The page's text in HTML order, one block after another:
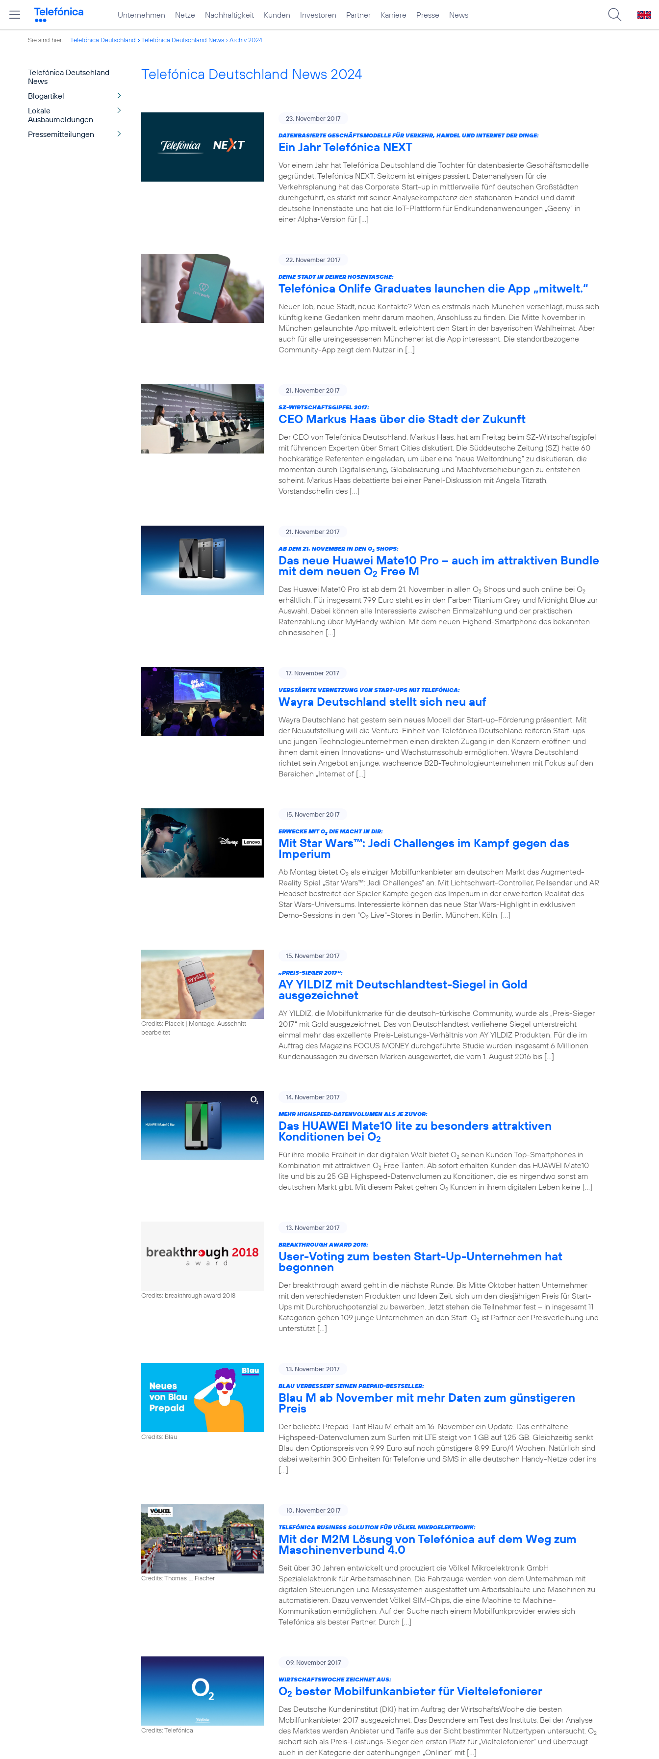
Unternehmen Netze Nachhaltigkeit Kunden Investoren Partner Karriere Presse News
Sie sind hier: Telefónica Deutschland Telefónica Deutschland News Archiv 2024
Telefónica Deutschland
News
Blogartikel
Lokale
Ausbaumeldungen
Pressemitteilungen
Telefónica Deutschland News 2024
23. November 2017
DATENBASIERTE GESCHÄFTSMODELLE FÜR VERKEHR, HANDEL UND INTERNET DER DINGE:
Ein Jahr Telefónica NEXT
Vor einem Jahr hat Telefónica Deutschland die Tochter für datenbasierte Geschäftsmodelle
gegründet: Telefónica NEXT. Seitdem ist einiges passiert: Datenanalysen für die
Verkehrsplanung hat das Corporate Start-up in mittlerweile fünf deutschen Großstädten
durchgeführt, es stärkt mit seiner Analysekompetenz den stationären Handel und damit
deutsche Innenstädte und hat die IoT-Plattform für Endkundenanwendungen „Geeny“ in
einer Alpha-Version für […]
22. November 2017
DEINE STADT IN DEINER HOSENTASCHE:
Telefónica Onlife Graduates launchen die App „mitwelt.“
Neuer Job, neue Stadt, neue Kontakte? Wen es erstmals nach München verschlägt, muss sich
künftig keine Gedanken mehr darum machen, Anschluss zu finden. Die Mitte November in
München gelaunchte App mitwelt. erleichtert den Start in der bayerischen Wahlheimat. Aber
auch für alle ureingesessenen Münchener ist die App interessant. Die standortbezogene
Community-App zeigt dem Nutzer in […]
21. November 2017
SZ-WIRTSCHAFTSGIPFEL 2017:
CEO Markus Haas über die Stadt der Zukunft
Der CEO von Telefónica Deutschland, Markus Haas, hat am Freitag beim SZ-Wirtschaftsgipfel
mit führenden Experten über Smart Cities diskutiert. Die Süddeutsche Zeitung (SZ) hatte 60
hochkarätige Referenten eingeladen, um über eine “neue Weltordnung” zu diskutieren, die
momentan durch Digitalisierung, Globalisierung und Machtverschiebungen zu entstehen
scheint. Markus Haas debattierte bei einer Panel-Diskussion mit Angela Titzrath,
Vorstandschefin des […]
21. November 2017
AB DEM 21. NOVEMBER IN DEN O2 SHOPS:
Das neue Huawei Mate10 Pro – auch im attraktiven Bundle
mit dem neuen O2 Free M
Das Huawei Mate10 Pro ist ab dem 21. November in allen O2 Shops und auch online bei O2
erhältlich. Für insgesamt 799 Euro steht es in den Farben Titanium Grey und Midnight Blue zur
Auswahl. Dabei können alle Interessierte zwischen Einmalzahlung und der praktischen
Ratenzahlung über MyHandy wählen. Mit dem neuen Highend-Smartphone des bekannten
chinesischen […]
17. November 2017
VERSTÄRKTE VERNETZUNG VON START-UPS MIT TELEFÓNICA:
Wayra Deutschland stellt sich neu auf
Wayra Deutschland hat gestern sein neues Modell der Start-up-Förderung präsentiert. Mit
der Neuaufstellung will die Venture-Einheit von Telefónica Deutschland reiferen Start-ups
und jungen Technologieunternehmen einen direkten Zugang in den Konzern eröffnen und
ihnen damit einen Innovations- und Wachstumsschub ermöglichen. Wayra Deutschland
richtet sein Angebot an junge, wachsende B2B-Technologieunternehmen mit Fokus auf den
Bereichen „Internet of […]
15. November 2017
ERWECKE MIT O2 DIE MACHT IN DIR:
Mit Star Wars™: Jedi Challenges im Kampf gegen das
Imperium
Ab Montag bietet O2 als einziger Mobilfunkanbieter am deutschen Markt das Augmented-
Reality Spiel „Star Wars™: Jedi Challenges“ an. Mit Lichtschwert-Controller, Peilsender und AR
Headset bestreitet der Spieler Kämpfe gegen das Imperium in der erweiterten Realität des
Star Wars-Universums. Interessierte können das neue Star Wars-Highlight in exklusiven
Demo-Sessions in den “O2 Live“-Stores in Berlin, München, Köln, […]
Credits: Placeit | Montage, Ausschnitt
bearbeitet
15. November 2017
„PREIS-SIEGER 2017“:
AY YILDIZ mit Deutschlandtest-Siegel in Gold
ausgezeichnet
AY YILDIZ, die Mobilfunkmarke für die deutsch-türkische Community, wurde als „Preis-Sieger
2017“ mit Gold ausgezeichnet. Das von Deutschlandtest verliehene Siegel unterstreicht
einmal mehr das exzellente Preis-Leistungs-Verhältnis von AY YILDIZ Produkten. Für die im
Auftrag des Magazins FOCUS MONEY durchgeführte Studie wurden insgesamt 6 Millionen
Kundenaussagen zu diversen Marken ausgewertet, die vom 1. August 2016 bis […]
14. November 2017
MEHR HIGHSPEED-DATENVOLUMEN ALS JE ZUVOR:
Das HUAWEI Mate10 lite zu besonders attraktiven
Konditionen bei O2
Für ihre mobile Freiheit in der digitalen Welt bietet O2 seinen Kunden Top-Smartphones in
Kombination mit attraktiven O2 Free Tarifen. Ab sofort erhalten Kunden das HUAWEI Mate10
lite und bis zu 25 GB Highspeed-Datenvolumen zu Konditionen, die es nirgendwo sonst am
deutschen Markt gibt. Mit diesem Paket gehen O2 Kunden in ihrem digitalen Leben keine […]
Credits: breakthrough award 2018
13. November 2017
BREAKTHROUGH AWARD 2018:
User-Voting zum besten Start-Up-Unternehmen hat
begonnen
Der breakthrough award geht in die nächste Runde. Bis Mitte Oktober hatten Unternehmer
mit den verschiedensten Produkten und Ideen Zeit, sich um den diesjährigen Preis für Start-
Ups mit Durchbruchpotenzial zu bewerben. Jetzt stehen die Teilnehmer fest – in insgesamt 11
Kategorien gehen 109 junge Unternehmen an den Start. O2 ist Partner der Preisverleihung und
unterstützt […]
Credits: Blau
13. November 2017
BLAU VERBESSERT SEINEN PREPAID-BESTSELLER:
Blau M ab November mit mehr Daten zum günstigeren
Preis
Der beliebte Prepaid-Tarif Blau M erhält am 16. November ein Update. Das enthaltene
Highspeed-Datenvolumen zum Surfen mit LTE steigt von 1 GB auf 1,25 GB. Gleichzeitig senkt
Blau den Optionspreis von 9,99 Euro auf noch günstigere 8,99 Euro/4 Wochen. Natürlich sind
dabei weiterhin 300 Einheiten für Telefonie und SMS in alle deutschen Handy-Netze oder ins
[…]
Credits: Thomas L. Fischer
10. November 2017
TELEFÓNICA BUSINESS SOLUTION FÜR VÖLKEL MIKROELEKTRONIK:
Mit der M2M Lösung von Telefónica auf dem Weg zum
Maschinenverbund 4.0
Seit über 30 Jahren entwickelt und produziert die Völkel Mikroelektronik GmbH
Spezialelektronik für Arbeitsmaschinen. Die Fahrzeuge werden von dem Unternehmen mit
digitalen Steuerungen und Messsystemen ausgestattet um Arbeitsabläufe und Maschinen zu
automatisieren. Dazu verwendet Völkel SIM-Chips, die eine Machine to Machine-
Kommunikation ermöglichen. Auf der Suche nach einem Mobilfunkprovider erwies sich
Telefónica als bester Partner. Durch […]
Credits: Telefónica
09. November 2017
WIRTSCHAFTSWOCHE ZEICHNET AUS:
O2 bester Mobilfunkanbieter für Vieltelefonierer
Das Deutsche Kundeninstitut (DKI) hat im Auftrag der WirtschaftsWoche die besten
Mobilfunkanbieter 2017 ausgezeichnet. Das Besondere am Test des Instituts: Bei der Analyse
des Marktes werden Anbieter und Tarife aus der Sicht bestimmter Nutzertypen untersucht. O2
sichert sich als Preis-Leistungs-Sieger den ersten Platz für „Vieltelefonierer“ und überzeugt
auch in der Kategorie der datenhungrigen „Onliner“ mit […]